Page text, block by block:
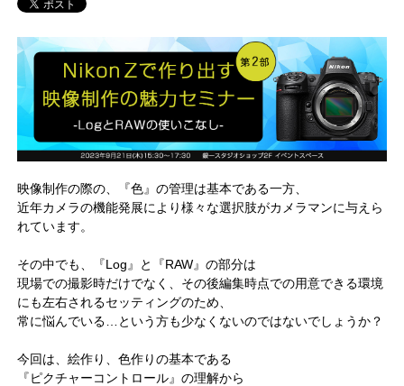
映像制作の際の、『色』の管理は基本である一方、
近年カメラの機能発展により様々な選択肢がカメラマンに与えら
れています。
その中でも、『Log』と『RAW』の部分は
現場での撮影時だけでなく、その後編集時点での用意できる環境
にも左右されるセッティングのため、
常に悩んでいる…という方も少なくないのではないでしょうか？
今回は、絵作り、色作りの基本である
『ピクチャーコントロール』の理解から